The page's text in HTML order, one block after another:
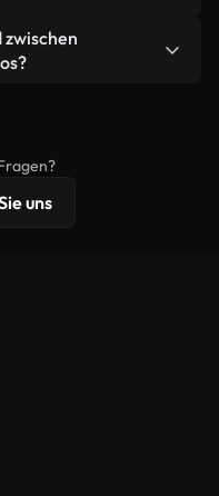
kürzen,
Achten Sie
uns